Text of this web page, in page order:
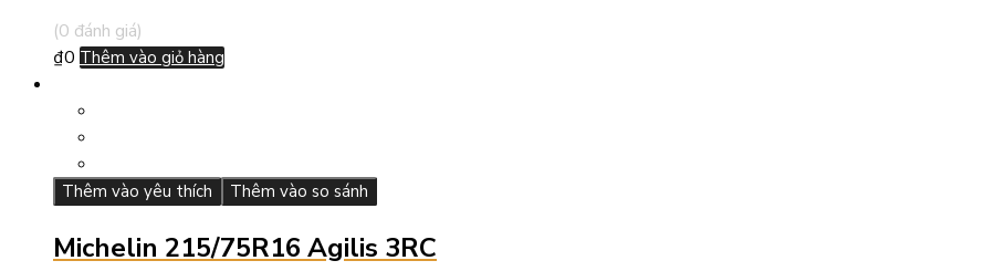
(0 đánh giá)
₫0 Thêm vào giỏ hàng
Thêm vào yêu thích Thêm vào so sánh
Michelin 215/75R16 Agilis 3RC